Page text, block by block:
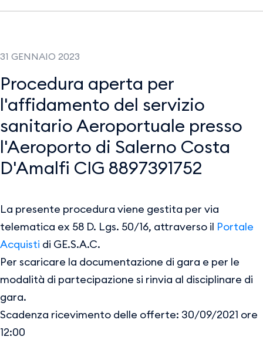
31 GENNAIO 2023
Procedura aperta per
l'affidamento del servizio
sanitario Aeroportuale presso
l'Aeroporto di Salerno Costa
D'Amalfi CIG 8897391752
La presente procedura viene gestita per via
telematica ex 58 D. Lgs. 50/16, attraverso il Portale
Acquisti di GE.S.A.C.
Per scaricare la documentazione di gara e per le
modalità di partecipazione si rinvia al disciplinare di
gara.
Scadenza ricevimento delle offerte: 30/09/2021 ore
12:00